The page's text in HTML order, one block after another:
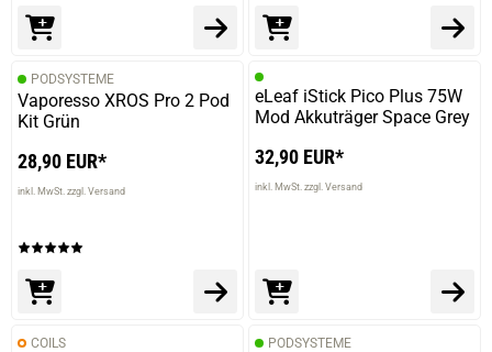
PODSYSTEME
Vaporesso XROS Pro 2 Pod
Kit Grün
28,90 EUR*
inkl. MwSt. zzgl. Versand
eLeaf iStick Pico Plus 75W
Mod Akkuträger Space Grey
32,90 EUR*
inkl. MwSt. zzgl. Versand
COILS PODSYSTEME